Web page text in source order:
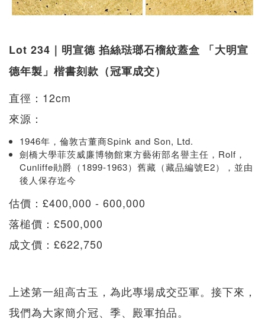
Lot 234｜明宣德 掐絲琺瑯石榴紋蓋盒 「大明宣
德年製」楷書刻款（冠軍成交）
直徑：12cm
來源：
1946年，倫敦古董商Spink and Son, Ltd.
劍橋大學菲茨威廉博物館東方藝術部名譽主任，Rolf，
Cunliffe勛爵（1899-1963）舊藏（藏品編號E2），並由
後人保存迄今
估價：£400,000 - 600,000
落槌價：£500,000
成文價：£622,750
上述第一組高古玉，為此專場成交亞軍。接下來，
我們為大家簡介冠、季、殿軍拍品。